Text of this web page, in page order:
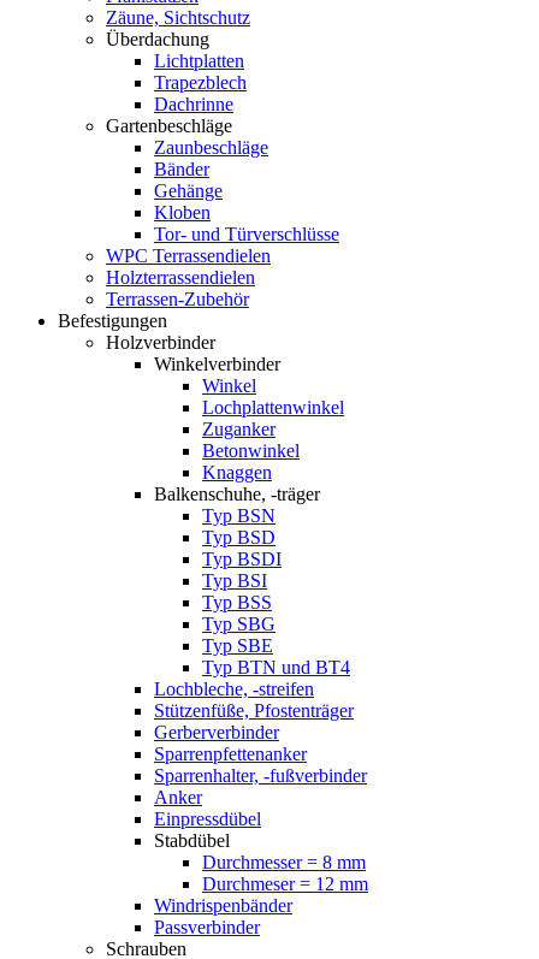
Zäune, Sichtschutz
Überdachung
Lichtplatten
Trapezblech
Dachrinne
Gartenbeschläge
Zaunbeschläge
Bänder
Gehänge
Kloben
Tor- und Türverschlüsse
WPC Terrassendielen
Holzterrassendielen
Terrassen-Zubehör
Befestigungen
Holzverbinder
Winkelverbinder
Winkel
Lochplattenwinkel
Zuganker
Betonwinkel
Knaggen
Balkenschuhe, -träger
Typ BSN
Typ BSD
Typ BSDI
Typ BSI
Typ BSS
Typ SBG
Typ SBE
Typ BTN und BT4
Lochbleche, -streifen
Stützenfüße, Pfostenträger
Gerberverbinder
Sparrenpfettenanker
Sparrenhalter, -fußverbinder
Anker
Einpressdübel
Stabdübel
Durchmesser = 8 mm
Durchmeser = 12 mm
Windrispenbänder
Passverbinder
Schrauben